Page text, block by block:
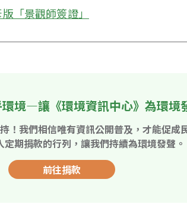
「景觀師簽證」
境—讓《環境資訊中心》為環境
！我們相信唯有資訊公開普及，才能促成
定期捐款的行列，讓我們持續為環境發聲。
前往捐款